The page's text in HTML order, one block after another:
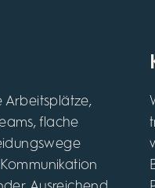
Arbeitsplätze,
flache